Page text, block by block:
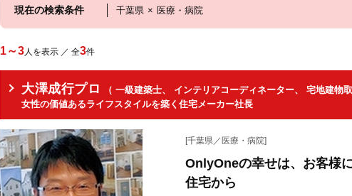
現在の検索条件 千葉県 × 医療・病院
1～3人を表示 ／ 全3件
大澤成行プロ
（ 一級建築士、 インテリアコーディネーター、 宅地建物取
女性の価値あるライフスタイルを築く住宅メーカー社長
[千葉県／医療・病院]
OnlyOneの幸せは、お客様
住宅から